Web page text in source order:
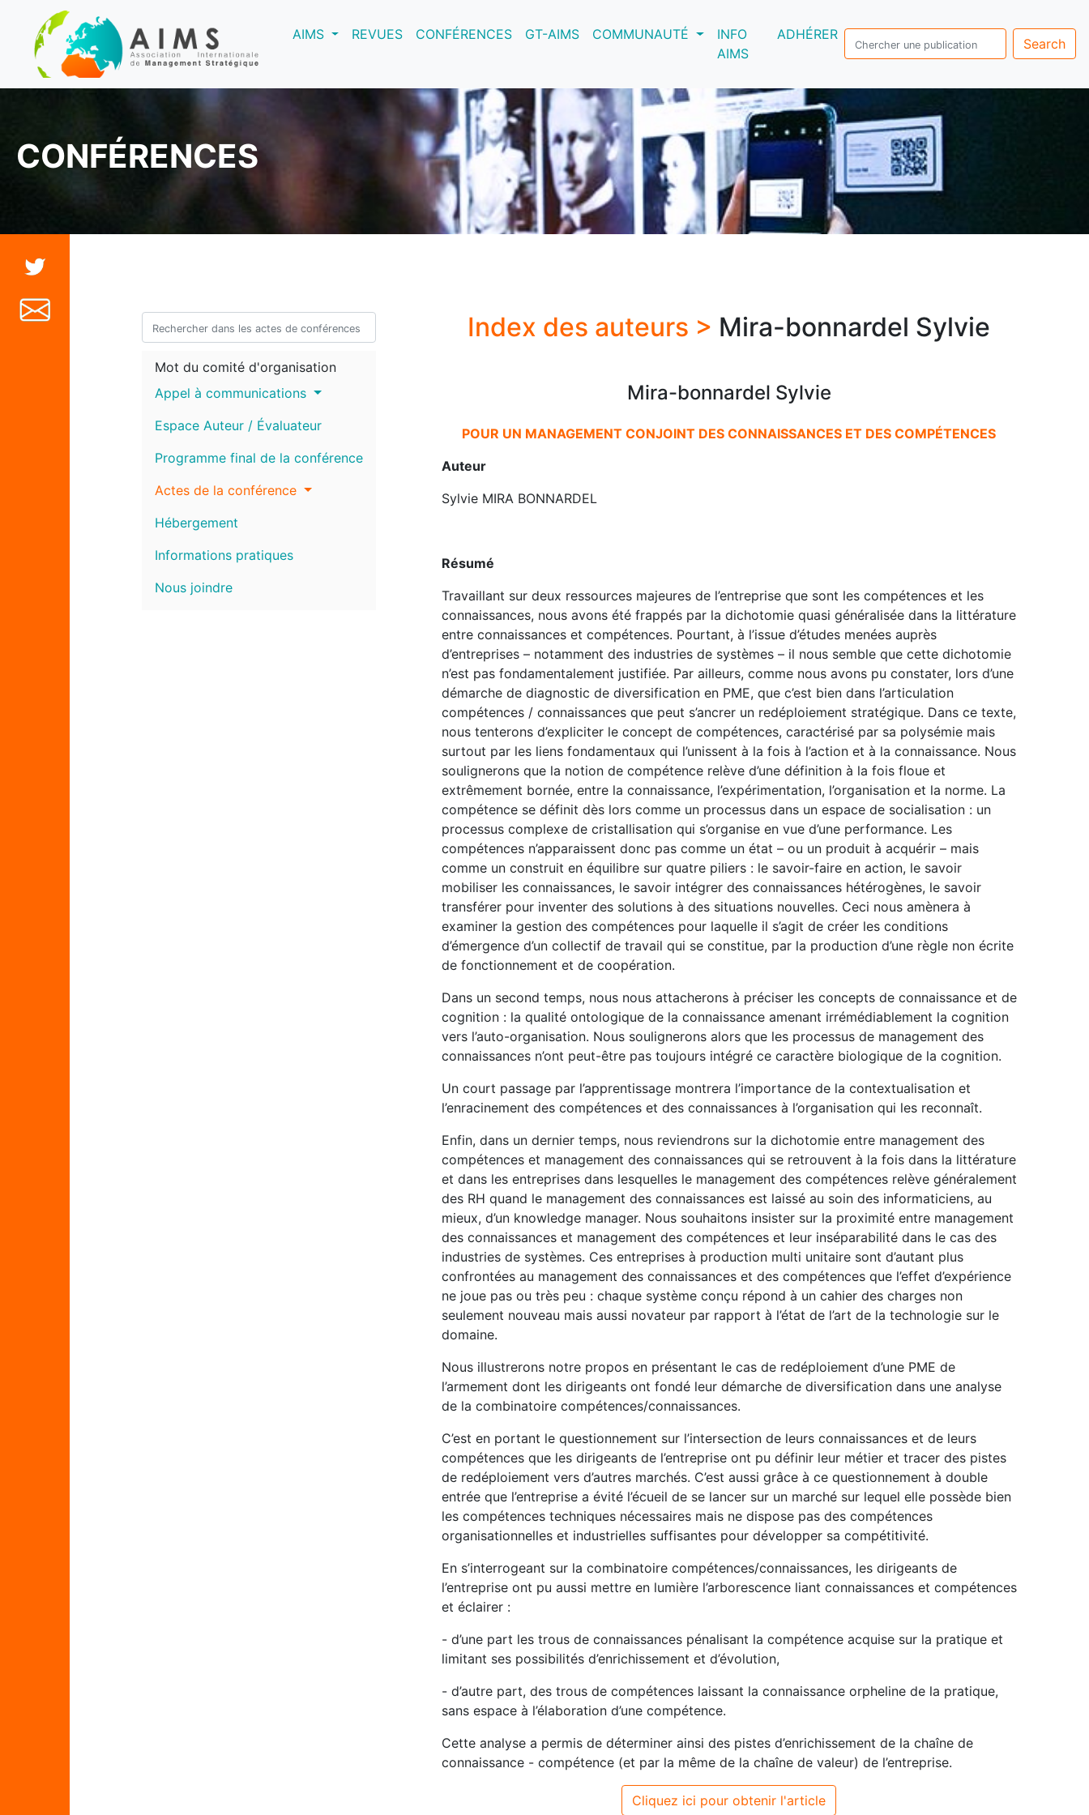
AIMS(current)REVUES CONFÉRENCES GT-AIMS COMMUNAUTÉ
INFO
AIMS
ADHÉRER
Search
CONFÉRENCES
Mot du comité d'organisation
Appel à communications
Espace Auteur / Évaluateur
Programme final de la conférence
Actes de la conférence
Hébergement
Informations pratiques
Nous joindre
Index des auteurs > Mira-bonnardel Sylvie
Mira-bonnardel Sylvie
POUR UN MANAGEMENT CONJOINT DES CONNAISSANCES ET DES COMPÉTENCES
Auteur
Sylvie MIRA BONNARDEL
Résumé
Travaillant sur deux ressources majeures de l’entreprise que sont les compétences et les
connaissances, nous avons été frappés par la dichotomie quasi généralisée dans la littérature
entre connaissances et compétences. Pourtant, à l’issue d’études menées auprès
d’entreprises – notamment des industries de systèmes – il nous semble que cette dichotomie
n’est pas fondamentalement justifiée. Par ailleurs, comme nous avons pu constater, lors d’une
démarche de diagnostic de diversification en PME, que c’est bien dans l’articulation
compétences / connaissances que peut s’ancrer un redéploiement stratégique. Dans ce texte,
nous tenterons d’expliciter le concept de compétences, caractérisé par sa polysémie mais
surtout par les liens fondamentaux qui l’unissent à la fois à l’action et à la connaissance. Nous
soulignerons que la notion de compétence relève d’une définition à la fois floue et
extrêmement bornée, entre la connaissance, l’expérimentation, l’organisation et la norme. La
compétence se définit dès lors comme un processus dans un espace de socialisation : un
processus complexe de cristallisation qui s’organise en vue d’une performance. Les
compétences n’apparaissent donc pas comme un état – ou un produit à acquérir – mais
comme un construit en équilibre sur quatre piliers : le savoir-faire en action, le savoir
mobiliser les connaissances, le savoir intégrer des connaissances hétérogènes, le savoir
transférer pour inventer des solutions à des situations nouvelles. Ceci nous amènera à
examiner la gestion des compétences pour laquelle il s’agit de créer les conditions
d’émergence d’un collectif de travail qui se constitue, par la production d’une règle non écrite
de fonctionnement et de coopération.
Dans un second temps, nous nous attacherons à préciser les concepts de connaissance et de
cognition : la qualité ontologique de la connaissance amenant irrémédiablement la cognition
vers l’auto-organisation. Nous soulignerons alors que les processus de management des
connaissances n’ont peut-être pas toujours intégré ce caractère biologique de la cognition.
Un court passage par l’apprentissage montrera l’importance de la contextualisation et
l’enracinement des compétences et des connaissances à l’organisation qui les reconnaît.
Enfin, dans un dernier temps, nous reviendrons sur la dichotomie entre management des
compétences et management des connaissances qui se retrouvent à la fois dans la littérature
et dans les entreprises dans lesquelles le management des compétences relève généralement
des RH quand le management des connaissances est laissé au soin des informaticiens, au
mieux, d’un knowledge manager. Nous souhaitons insister sur la proximité entre management
des connaissances et management des compétences et leur inséparabilité dans le cas des
industries de systèmes. Ces entreprises à production multi unitaire sont d’autant plus
confrontées au management des connaissances et des compétences que l’effet d’expérience
ne joue pas ou très peu : chaque système conçu répond à un cahier des charges non
seulement nouveau mais aussi novateur par rapport à l’état de l’art de la technologie sur le
domaine.
Nous illustrerons notre propos en présentant le cas de redéploiement d’une PME de
l’armement dont les dirigeants ont fondé leur démarche de diversification dans une analyse
de la combinatoire compétences/connaissances.
C’est en portant le questionnement sur l’intersection de leurs connaissances et de leurs
compétences que les dirigeants de l’entreprise ont pu définir leur métier et tracer des pistes
de redéploiement vers d’autres marchés. C’est aussi grâce à ce questionnement à double
entrée que l’entreprise a évité l’écueil de se lancer sur un marché sur lequel elle possède bien
les compétences techniques nécessaires mais ne dispose pas des compétences
organisationnelles et industrielles suffisantes pour développer sa compétitivité.
En s’interrogeant sur la combinatoire compétences/connaissances, les dirigeants de
l’entreprise ont pu aussi mettre en lumière l’arborescence liant connaissances et compétences
et éclairer :
- d’une part les trous de connaissances pénalisant la compétence acquise sur la pratique et
limitant ses possibilités d’enrichissement et d’évolution,
- d’autre part, des trous de compétences laissant la connaissance orpheline de la pratique,
sans espace à l’élaboration d’une compétence.
Cette analyse a permis de déterminer ainsi des pistes d’enrichissement de la chaîne de
connaissance - compétence (et par la même de la chaîne de valeur) de l’entreprise.
Cliquez ici pour obtenir l'article